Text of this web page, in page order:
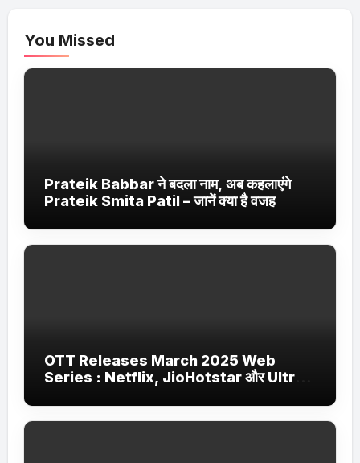
You Missed
Prateik Babbar ने बदला नाम, अब कहलाएंगे
Prateik Smita Patil – जानें क्या है वजह
OTT Releases March 2025 Web
Series : Netflix, JioHotstar और Ultra